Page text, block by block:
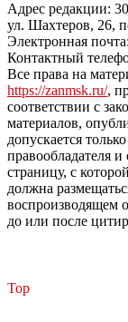
Адрес редакции:
ул. Шахтеров, 26,
Электронная почта:
Контактный
Все права на
https://zanmsk.ru/,
соответствии с
материалов,
допускается
правообладателя
страницу, с
должна
воспроизводящем
до или после
Top